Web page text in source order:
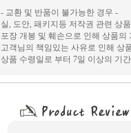
- 교환 및 반품이 불가능한 경우 -
실, 도안, 패키지등 저작권 관련 상
포장 개봉 및 훼손으로 인해 상품의
고객님의 책임있는 사유로 인해 상
상품 수령일로 부터 7일 이상의 기